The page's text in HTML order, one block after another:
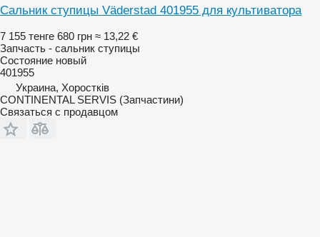
Сальник ступицы Väderstad 401955 для культиватора
7 155 тенге 680 грн ≈ 13,22 €
Запчасть - сальник ступицы
Состояние новый
401955
Украина, Хоростків
CONTINENTAL SERVIS (Запчастини)
Связаться с продавцом